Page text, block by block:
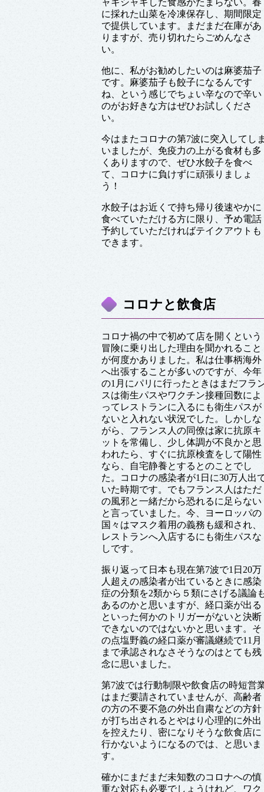
ャキシャキした食感がたまらない。春
に採れた山菜を冷凍保存し、期間限定
で提供しています。まだまだ在庫があ
りますが、売り切れたらごめんなさ
い。
他に、私がお勧めしたいのは麻婆茄子
です。麻婆茄子も餃子になるんです
ね、という感じでちょい辛なので辛い
のがお好きな方はぜひお試しくださ
い。
今はまたコロナの第7波に突入してし
いましたが、免疫力の上がる食材も多
くありますので、ぜひ水餃子を食べ
て、コロナに負けずに頑張りましょ
う！
水餃子はお近くで持ち帰り後速やかに
食べていただける方に限り、予め電話
予約していただければテイクアウトも
できます。
コロナと飲食店
コロナ禍の中で初めて店を開くという
冒険に乗り出した理由を聞かれること
が何度かありました。私は仕事柄海外
へ出張することが多いのですが、今年
の1月にパリに行ったときはまだフラ
スは衛生パスやワクチン接種回数によ
ってレストランに入るにも衛生パスが
ないと入れない状況でした。しかしな
がら、フランス人の同僚は家に抗原キ
ットを常備し、少し体調が不良かと思
われたら、すぐに抗原検査をして陽性
なら、自宅静養とするとのことでし
た。コロナの感染者が1日に30万人出
いた時期です。でもフランス人はただ
の風邪と一緒だから恐れるに足らない
と言っていました。今、ヨーロッパの
国々はマスク着用の義務も緩和され、
レストランへ入店するにも衛生パスな
しです。
振り返って日本も現在第7波で1日20万
人超えの感染者が出ているときに感染
症の分類を2類から５類にさげる議論
あるのかと思いますが、経口薬が出る
といった何かのトリガーがないと決断
できないのではないかと思います。そ
の点塩野義の経口薬が審議継続で11月
まで承認されなさそうなのはとても残
念に思いました。
第7波では行動制限や飲食店の時短営
はまだ要請されていませんが、高齢者
の方の不要不急の外出自粛などの方針
が打ち出されるとやはり心理的に外出
を控えたり、密になりそうな飲食店に
行かないようになるのでは、と思いま
す。
確かにまだまだ未知数のコロナへの慎
重な対応も必要でしょうけれど、ワク